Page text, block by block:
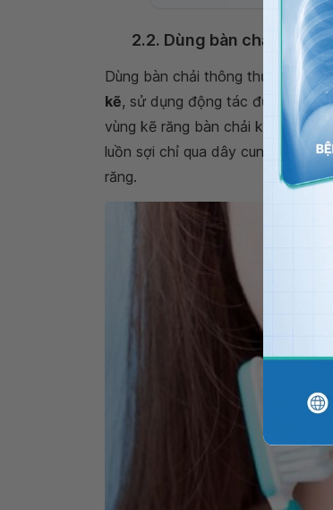
2.2. Dùng bàn chải kẽ và
Dùng bàn chải thông thường
kẽ, sử dụng động tác đưa lên
vùng kẽ răng bàn chải không tới
luồn sợi chỉ qua dây cung và
răng.